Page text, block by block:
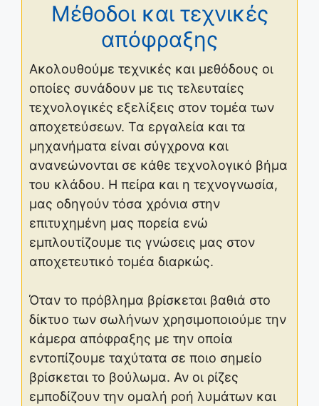
Μέθοδοι και τεχνικές
απόφραξης
Ακολουθούμε τεχνικές και μεθόδους οι
οποίες συνάδουν με τις τελευταίες
τεχνολογικές εξελίξεις στον τομέα των
αποχετεύσεων. Τα εργαλεία και τα
μηχανήματα είναι σύγχρονα και
ανανεώνονται σε κάθε τεχνολογικό βήμα
του κλάδου. Η πείρα και η τεχνογνωσία,
μας οδηγούν τόσα χρόνια στην
επιτυχημένη μας πορεία ενώ
εμπλουτίζουμε τις γνώσεις μας στον
αποχετευτικό τομέα διαρκώς.
Όταν το πρόβλημα βρίσκεται βαθιά στο
δίκτυο των σωλήνων χρησιμοποιούμε την
κάμερα απόφραξης με την οποία
εντοπίζουμε ταχύτατα σε ποιο σημείο
βρίσκεται το βούλωμα. Αν οι ρίζες
εμποδίζουν την ομαλή ροή λυμάτων και